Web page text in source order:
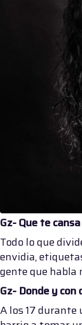
Gz- Que te
Todo lo que
envidia,
gente que habla
Gz- Donde y
A los 17